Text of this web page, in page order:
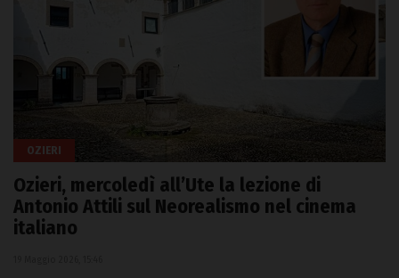
OZIERI
Ozieri, mercoledì all’Ute la lezione di
Antonio Attili sul Neorealismo nel cinema
italiano